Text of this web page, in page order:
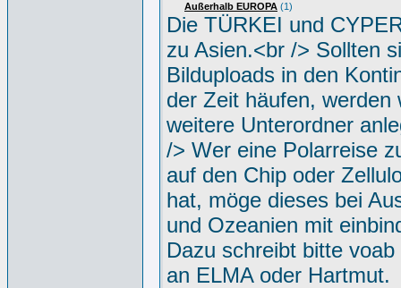
Außerhalb EUROPA (1)
Die TÜRKEI und
zu Asien.<br /> Sollten
Bilduploads in den
der Zeit häufen, werden
weitere Unterordner
/> Wer eine Polarreise
auf den Chip oder
hat, möge dieses bei
und Ozeanien mit
Dazu schreibt bitte
an ELMA oder Hartmut.